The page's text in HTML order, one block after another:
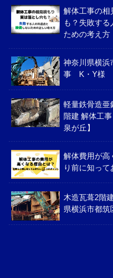
解体工事の相
も？失敗す
ための考え方
神奈川県横浜
事 K・Y様
軽量鉄骨造亜
階建 解体工
泉が丘】
解体費用が高
り前に知って
木造瓦葺2階
県横浜市都筑